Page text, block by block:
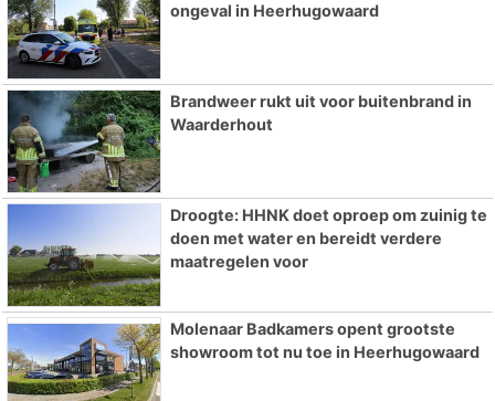
ongeval in Heerhugowaard
Brandweer rukt uit voor buitenbrand in
Waarderhout
Droogte: HHNK doet oproep om zuinig te
doen met water en bereidt verdere
maatregelen voor
Molenaar Badkamers opent grootste
showroom tot nu toe in Heerhugowaard